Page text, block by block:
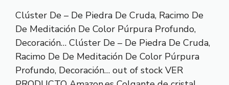
Clúster De – De Piedra De Cruda, Racimo De
De Meditación De Color Púrpura Profundo,
Decoración… Clúster De – De Piedra De Cruda,
Racimo De De Meditación De Color Púrpura
Profundo, Decoración… out of stock VER